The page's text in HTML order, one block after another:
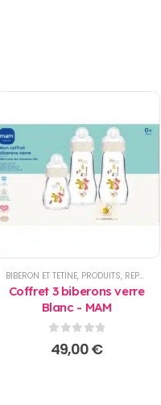
BIBERON ET TETINE, PRODUITS, REPAS
Coffret 3 biberons verre
Blanc - MAM
sur 5
49,00€